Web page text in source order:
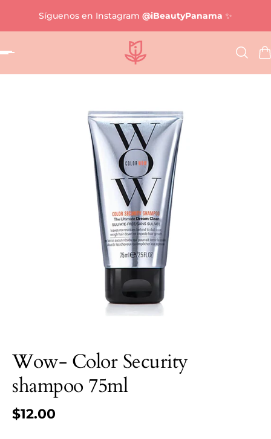
contenidoSíguenos en Instagram @iBeautyPanama ✨
Wow- Color Security
shampoo 75ml
$12.00